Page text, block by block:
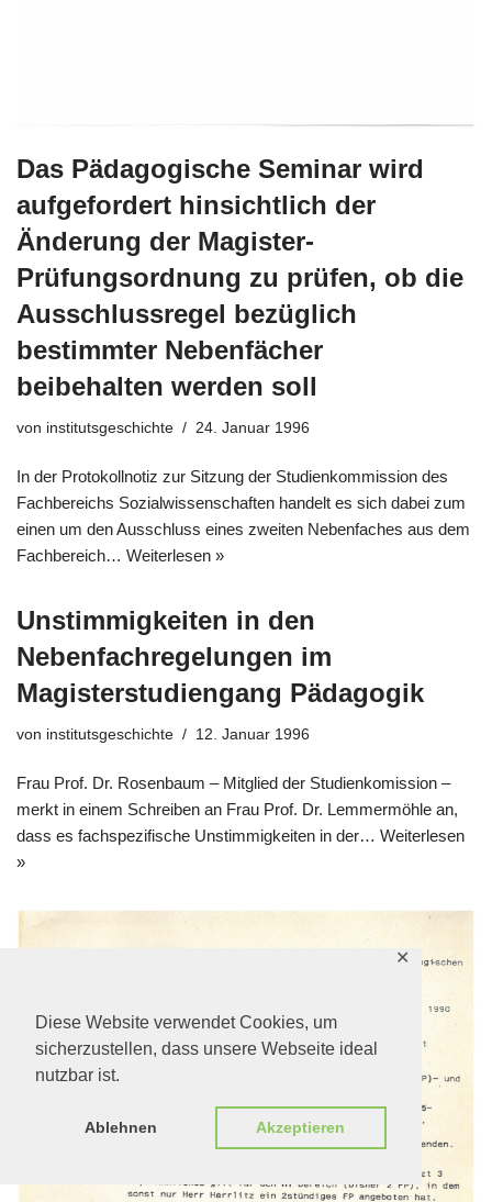
Diese Website verwendet Cookies, um
sicherzustellen, dass unsere Webseite ideal
nutzbar ist.
Ablehnen Akzeptieren
✕
Das Pädagogische Seminar wird
aufgefordert hinsichtlich der
Änderung der Magister-
Prüfungsordnung zu prüfen, ob die
Ausschlussregel bezüglich
bestimmter Nebenfächer
beibehalten werden soll
von institutsgeschichte 24. Januar 1996
In der Protokollnotiz zur Sitzung der Studienkommission des
Fachbereichs Sozialwissenschaften handelt es sich dabei zum
einen um den Ausschluss eines zweiten Nebenfaches aus dem
Fachbereich… Weiterlesen »
Unstimmigkeiten in den
Nebenfachregelungen im
Magisterstudiengang Pädagogik
von institutsgeschichte 12. Januar 1996
Frau Prof. Dr. Rosenbaum – Mitglied der Studienkomission –
merkt in einem Schreiben an Frau Prof. Dr. Lemmermöhle an,
dass es fachspezifische Unstimmigkeiten in der… Weiterlesen
»